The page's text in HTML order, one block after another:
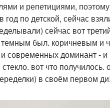
и репетициями,
по детской, сейчас
сейчас вот
был. коричневым и
современных доминант -
вот что
в своём первом